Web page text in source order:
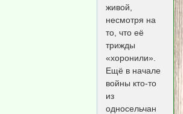
живой,
несмотря на
то, что её
трижды
«хоронили».
Ещё в начале
войны кто-то
из
односельчан